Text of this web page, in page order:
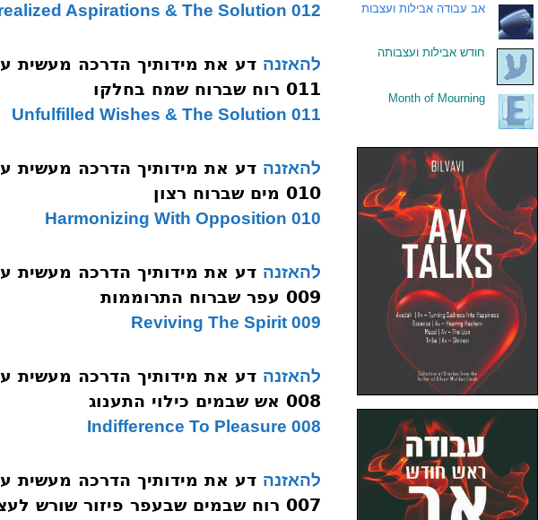
012 Unrealized Aspirations & The Solution
להאזנה דע את מידותיך הדרכה מעשית
011 רוח שברוח שמח בחלקו
011 Unfulfilled Wishes & The Solution
להאזנה דע את מידותיך הדרכה מעשית
010 מים שברוח רצון
010 Harmonizing With Opposition
להאזנה דע את מידותיך הדרכה מעשית
009 עפר שברוח התרוממות
009 Reviving The Spirit
להאזנה דע את מידותיך הדרכה מעשית
008 אש שבמים כילוי התענוג
008 Indifference To Pleasure
להאזנה דע את מידותיך הדרכה מעשית
007 רוח שבמים שבעפר פיזור שורש לעצבות
אב עבודה אבילות ועצבות
חודש אבילות ועצבותה
Month of Mourning